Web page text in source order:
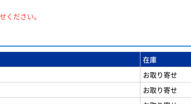
ださい。
在庫
お取り寄せ
お取り寄せ